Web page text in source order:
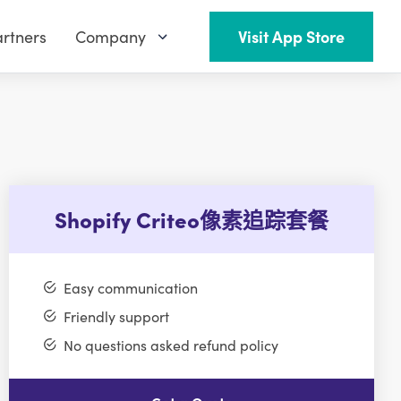
Company Visit App Store
Shopify Criteo像素追踪套餐
Easy communication
Friendly support
No questions asked refund policy